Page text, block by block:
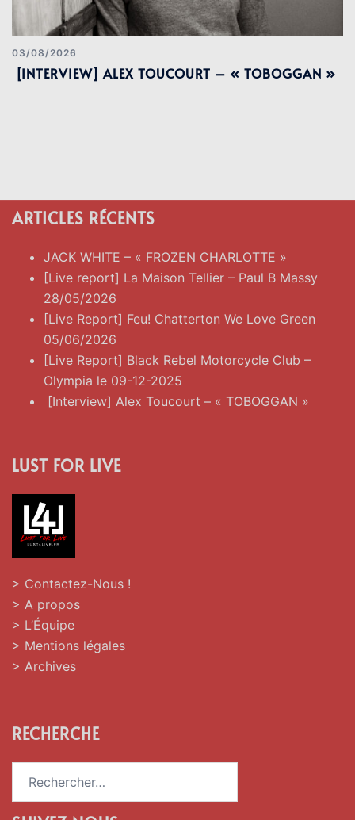
03/08/2026
[INTERVIEW] ALEX TOUCOURT – « TOBOGGAN »
ARTICLES RÉCENTS
JACK WHITE – « FROZEN CHARLOTTE »
[Live report] La Maison Tellier – Paul B Massy
28/05/2026
[Live Report] Feu! Chatterton We Love Green
05/06/2026
[Live Report] Black Rebel Motorcycle Club –
Olympia le 09-12-2025
[Interview] Alex Toucourt – « TOBOGGAN »
LUST FOR LIVE
> Contactez-Nous !
> A propos
> L’Équipe
> Mentions légales
> Archives
RECHERCHE